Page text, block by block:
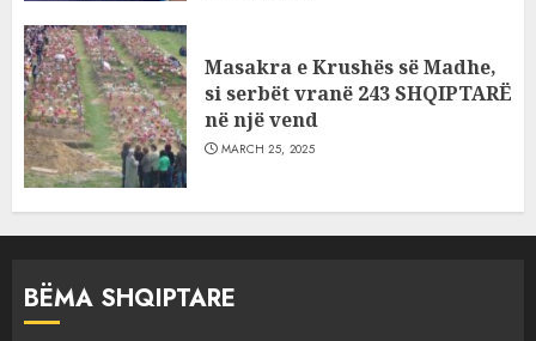
Masakra e Krushës së Madhe,
si serbët vranë 243 SHQIPTARË
në një vend
MARCH 25, 2025
BËMA SHQIPTARE